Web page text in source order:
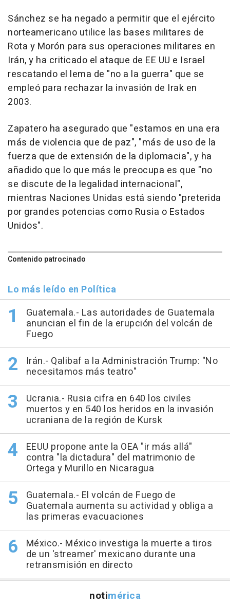
Sánchez se ha negado a permitir que el ejército
norteamericano utilice las bases militares de
Rota y Morón para sus operaciones militares en
Irán, y ha criticado el ataque de EE UU e Israel
rescatando el lema de "no a la guerra" que se
empleó para rechazar la invasión de Irak en
2003.
Zapatero ha asegurado que "estamos en una era
más de violencia que de paz", "más de uso de la
fuerza que de extensión de la diplomacia", y ha
añadido que lo que más le preocupa es que "no
se discute de la legalidad internacional",
mientras Naciones Unidas está siendo "preterida
por grandes potencias como Rusia o Estados
Unidos".
Contenido patrocinado
Lo más leído en Política
Guatemala.- Las autoridades de Guatemala
anuncian el fin de la erupción del volcán de
Fuego
Irán.- Qalibaf a la Administración Trump: "No
necesitamos más teatro"
Ucrania.- Rusia cifra en 640 los civiles
muertos y en 540 los heridos en la invasión
ucraniana de la región de Kursk
EEUU propone ante la OEA "ir más allá"
contra "la dictadura" del matrimonio de
Ortega y Murillo en Nicaragua
Guatemala.- El volcán de Fuego de
Guatemala aumenta su actividad y obliga a
las primeras evacuaciones
México.- México investiga la muerte a tiros
de un 'streamer' mexicano durante una
retransmisión en directo
notimérica